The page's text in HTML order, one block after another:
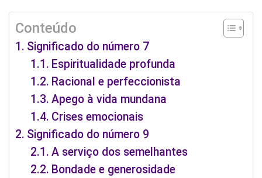
Conteúdo
Significado do número 7
Espiritualidade profunda
Racional e perfeccionista
Apego à vida mundana
Crises emocionais
Significado do número 9
A serviço dos semelhantes
Bondade e generosidade